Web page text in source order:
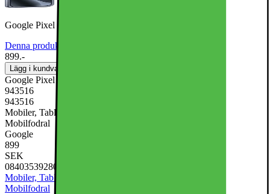
Google Pixel 10 Pro Fold-skydd (månsten)
Denna produkt har ännu inte blivit bedömd.
899.-
Lägg i kundvagn
Google Pixel 10 Pro Fold-skydd (månsten)
943516
943516
Mobiler, Tablets & Smartklockor, Mobiltillbehör, Mobilskal &
Mobilfodral
Google
899
SEK
0840353928008
Mobiler, Tablets & Smartklockor
Mobilfodral